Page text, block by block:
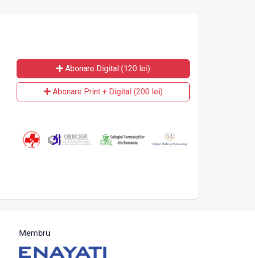
Abonare Digital (120 lei)
Abonare Print + Digital (200 lei)
Membru